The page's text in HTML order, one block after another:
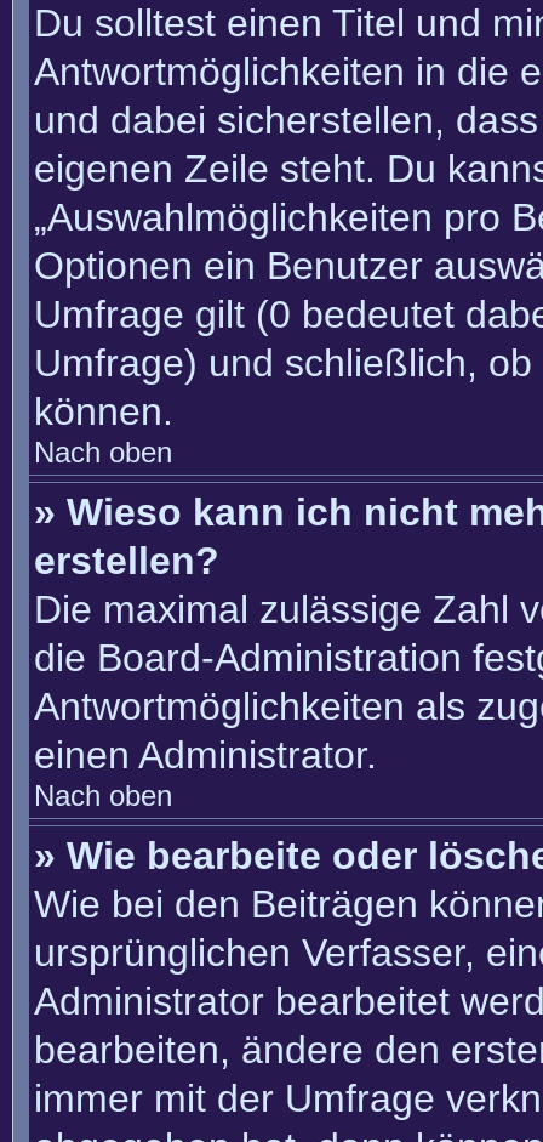
Du solltest einen Titel und
Antwortmöglichkeiten in die
und dabei sicherstellen,
eigenen Zeile steht. Du
„Auswahlmöglichkeiten pro
Optionen ein Benutzer
Umfrage gilt (0 bedeutet
Umfrage) und schließlich,
können.
Nach oben
» Wieso kann ich nicht
erstellen?
Die maximal zulässige Zahl
die Board-Administration
Antwortmöglichkeiten als
einen Administrator.
Nach oben
» Wie bearbeite oder
Wie bei den Beiträgen
ursprünglichen Verfasser,
Administrator bearbeitet
bearbeiten, ändere den
immer mit der Umfrage